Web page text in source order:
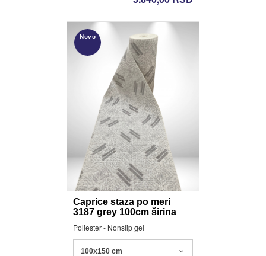
Novo
Caprice staza po meri
3187 grey 100cm širina
Poliester - Nonslip gel
100x150 cm